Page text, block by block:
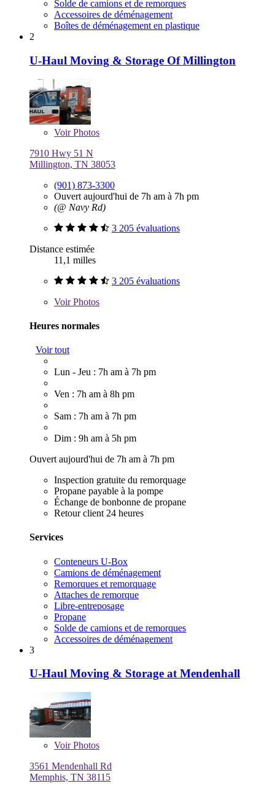
Solde de camions et de remorques
Accessoires de déménagement
Boîtes de déménagement en plastique
2
U-Haul Moving & Storage Of Millington
VoirPhotos
7910 Hwy 51 N
Millington, TN 38053
(901) 873-3300
Ouvert aujourd'hui de 7h am à 7h pm
(@ Navy Rd)
3 205 évaluations
Distance estimée
11,1 milles
3 205 évaluations
VoirPhotos
Heures normales
Voir tout
Lun - Jeu : 7h am à 7h pm
Ven : 7h am à 8h pm
Sam : 7h am à 7h pm
Dim : 9h am à 5h pm
Ouvert aujourd'hui de 7h am à 7h pm
Inspection gratuite du remorquage
Propane payable à la pompe
Échange de bonbonne de propane
Retour client 24 heures
Services
Conteneurs U-Box
Camions de déménagement
Remorques et remorquage
Attaches de remorque
Libre-entreposage
Propane
Solde de camions et de remorques
Accessoires de déménagement
3
U-Haul Moving & Storage at Mendenhall
VoirPhotos
3561 Mendenhall Rd
Memphis, TN 38115